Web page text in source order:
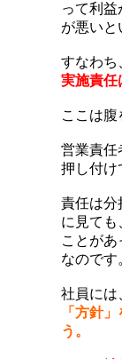
って利
が悪いと
すなわち
実施責任
ここは腹
営業責任
押し付け
責任は分
に見ても
ことが
なのです
社員には
「方針
う。